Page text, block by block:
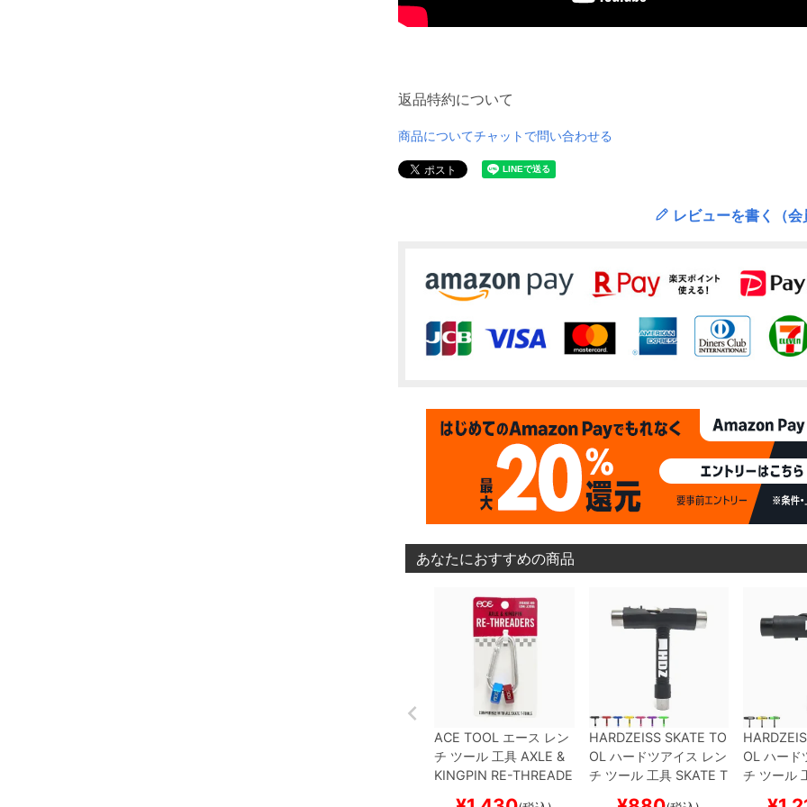
返品特約について
商品についてチャットで問い合わせる
レビューを書く（
あなたにおすすめの商品
ACE TOOL エース レン
チ ツール 工具 AXLE &
KINGPIN RE-THREADE
HARDZEISS SKATE TO
OL ハードツアイス レン
チ ツール 工具SKATE T
OL ハード
チ ツール